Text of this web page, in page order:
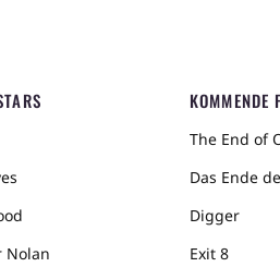
Nolan
KOMMENDE
The End of
Das Ende
Digger
Exit 8